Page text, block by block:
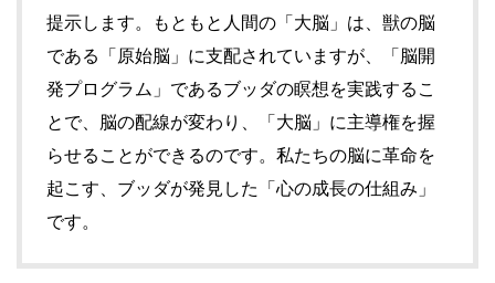
提示します。もともと人間の「大脳」は、獣の脳
である「原始脳」に支配されていますが、「脳開
発プログラム」であるブッダの瞑想を実践するこ
とで、脳の配線が変わり、「大脳」に主導権を握
らせることができるのです。私たちの脳に革命を
起こす、ブッダが発見した「心の成長の仕組み」
です。